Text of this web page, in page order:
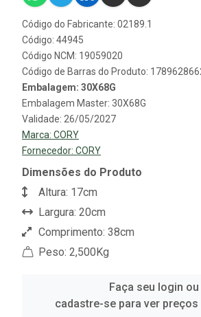
Código do Fabricante: 02189.1
Código: 44945
Código NCM: 19059020
Código de Barras do Produto:
Embalagem: 30X68G
Embalagem Master: 30X68G
Validade: 26/05/2027
Marca: CORY
Fornecedor: CORY
Dimensões do Produto
Altura: 17cm
Largura: 20cm
Comprimento: 38cm
Peso: 2,500Kg
Faça seu login ou
cadastre-se para ver